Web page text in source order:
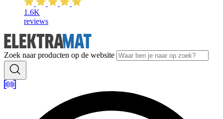
1.6K
reviews
Zoek naar producten op de website